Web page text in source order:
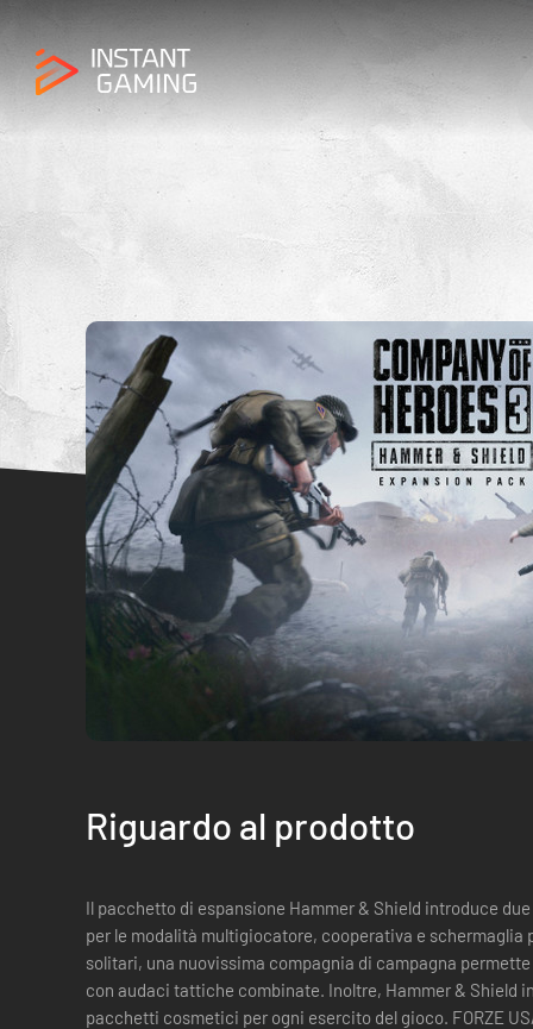
Riguardo al prodotto
Il pacchetto di espansione Hammer & Shield introduce
per le modalità multigiocatore, cooperativa e schermaglia
solitari, una nuovissima compagnia di campagna
con audaci tattiche combinate. Inoltre, Hammer & Shield
pacchetti cosmetici per ogni esercito del gioco. FORZE USA - COMPAGNIA DI FANTERIA